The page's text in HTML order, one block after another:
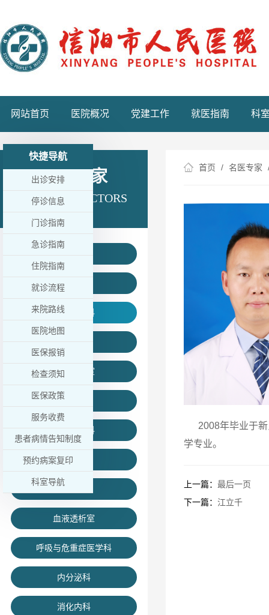
网站首页 医院概况 党建工作 就医指南 科
名医专家
FAMOUS DOCTORS
儿保科
医学检验科
麻醉手术室
输血科
健康管理科
肾病内科
泌尿外科
血液透析室
呼吸与危重症医学科
内分泌科
消化内科
首页 名医专家
2008年毕业于新
学专业。
上一篇： 最后一页
下一篇： 江立千
快捷导航
出诊安排
停诊信息
门诊指南
急诊指南
住院指南
就诊流程
来院路线
医院地图
医保报销
检查须知
医保政策
服务收费
患者病情告知制度
预约病案复印
科室导航